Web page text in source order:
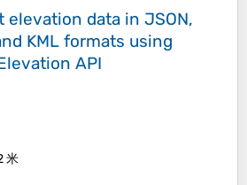
elevation data in JSON,
KML formats using
API
米